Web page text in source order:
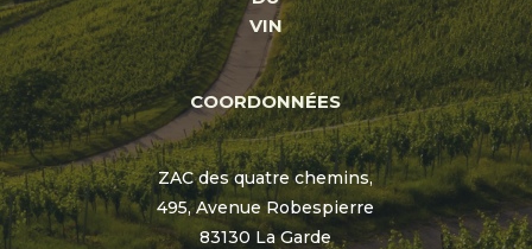
VIN
COORDONNÉES
ZAC des quatre chemins,
495, Avenue Robespierre
83130 La Garde